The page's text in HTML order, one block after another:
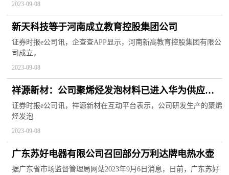
2023-09-08
新天科技等于河南成立教育控股集团公司
证券时报e公司讯，企查查APP显示，河南新高教育控股集团有限公
司成立，
2023-09-08
祥源新材：公司聚烯烃发泡材料已进入华为供应链
体系中
证券时报e公司讯，祥源新材在互动平台表示，公司研发生产的聚烯
烃发泡
2023-09-08
广东苏好电器有限公司召回部分万利达牌电热水壶
据广东省市场监督管理局网站2023年9月6日消息，日前，广东苏好